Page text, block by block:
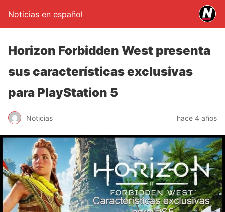
Noticias en español
Horizon Forbidden West presenta
sus características exclusivas
para PlayStation 5
Noticias hace 4 años